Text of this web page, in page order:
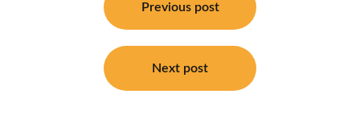
Previous post
Next post